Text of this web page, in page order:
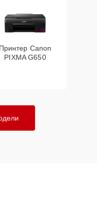
Принтер Canon
PIXMA G650